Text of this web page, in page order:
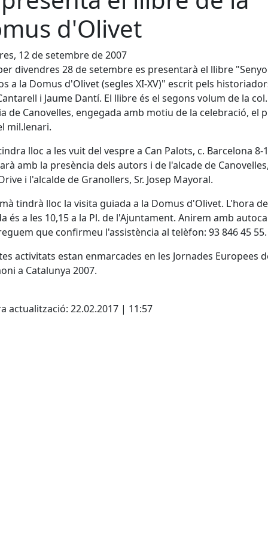
d'Olivet
12 de setembre de 2007
divendres 28 de setembre es presentarà el llibre
a la Domus d'Olivet (segles XI-XV)" escrit pels
i Jaume Dantí. El llibre és el segons volum de la
de Canovelles, engegada amb motiu de la celebració, el
mil.lenari.
lloc a les vuit del vespre a Can Palots, c. Barcelona 8-
amb la presència dels autors i de l'alcade de
i l'alcalde de Granollers, Sr. Josep Mayoral.
tindrà lloc la visita guiada a la Domus d'Olivet. L'hora de
és a les 10,15 a la Pl. de l'Ajuntament. Anirem amb
que confirmeu l'assistència al telèfon: 93 846 45 55.
activitats estan enmarcades en les Jornades Europees
a Catalunya 2007.
actualització: 22.02.2017 | 11:57